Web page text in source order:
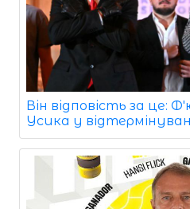
Він відповість за це:
Усика у